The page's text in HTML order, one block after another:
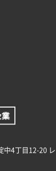
中4丁目12-20